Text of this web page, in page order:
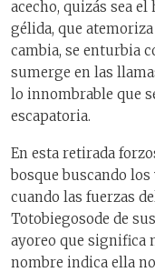
acecho, quizás sea
gélida, que
cambia, se enturbia
sumerge en las
lo innombrable que
escapatoria.
En esta retirada
bosque buscando
cuando las fuerzas
Totobiegosode de
ayoreo que significa
nombre indica ella